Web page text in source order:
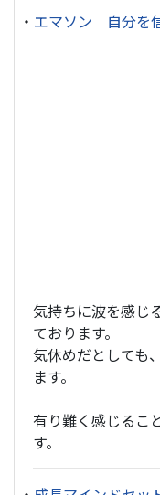
・ エマソン 自分を
気持ちに波を感じ
ております。
気休めだとしても
ます。
有り難く感じるこ
す。